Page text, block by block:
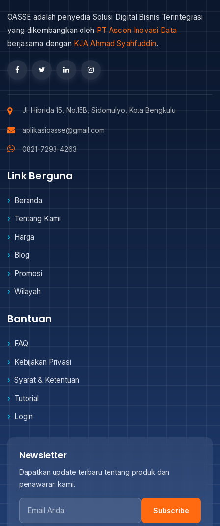
OASSE adalah penyedia Solusi Digital Bisnis Terintegrasi
yang dikembangkan oleh PT Ascon Inovasi Data
berjasama dengan KJA Ahmad Syahfuddin.
Jl. Hibrida 15, No.15B, Sidomulyo, Kota Bengkulu
aplikasioasse@gmail.com
0821-7293-4263
Link Berguna
Beranda
Tentang Kami
Harga
Blog
Promosi
Wilayah
Bantuan
FAQ
Kebijakan Privasi
Syarat & Ketentuan
Tutorial
Login
Newsletter
Dapatkan update terbaru tentang produk dan
penawaran kami.
Subscribe